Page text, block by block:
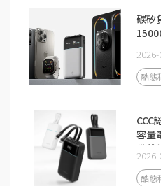
碳矽
電
酷態
CCC
容量
備雙
酷態